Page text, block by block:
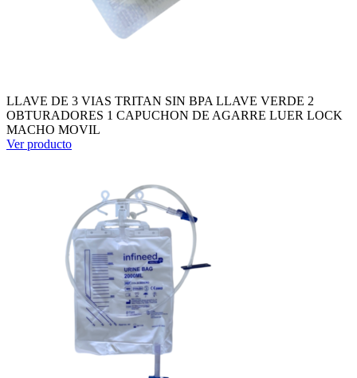
LLAVE DE 3 VIAS TRITAN SIN BPA LLAVE VERDE 2
OBTURADORES 1 CAPUCHON DE AGARRE LUER LOCK
MACHO MOVIL
Ver producto